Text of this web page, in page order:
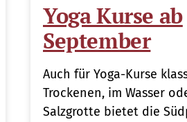
Yoga Kurse ab
September
Auch für Yoga-Kurse
Trockenen, im Wasser
Salzgrotte bietet die